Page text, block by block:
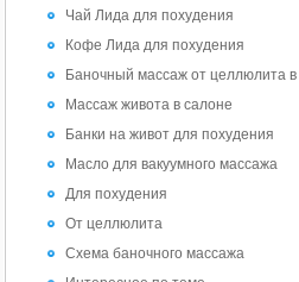
Чай Лида для похудения
Кофе Лида для похудения
Баночный массаж от целлюлита
Массаж живота в салоне
Банки на живот для похудения
Масло для вакуумного массажа
Для похудения
От целлюлита
Схема баночного массажа